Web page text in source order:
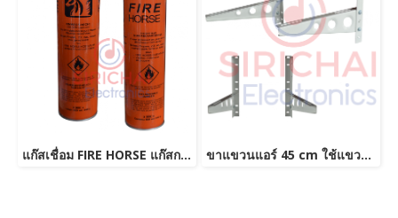
แก๊สเชื่อม FIRE HORSE แก๊สกระป๋อง ขาแขวนแอร์ 45 cm ใช้แขวนแอร์ขนาด 9000-13000 BTU